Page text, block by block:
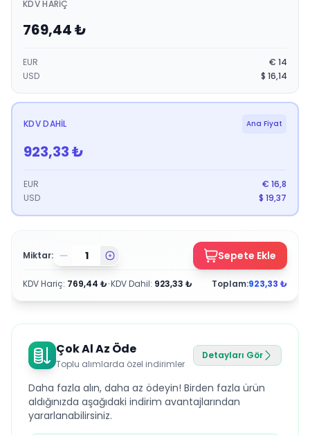
KDV HARIÇ
769,44₺
EUR € 14
USD
$ 16,14
KDV DAHIL Ana Fiyat
923,33₺
EUR € 16,8
USD
$ 19,37
Miktar: Sepete Ekle
KDV Hariç: 769,44 ₺•KDV Dahil: 923,33 ₺ Toplam:923,33 ₺
Çok Al Az Öde
Toplu alımlarda özel indirimler
Detayları Gör
Daha fazla alın, daha az ödeyin! Birden fazla ürün
aldığınızda aşağıdaki indirim avantajlarından
yararlanabilirsiniz.